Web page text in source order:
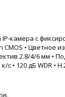
камера с
CMOS • Цветное
2.8/4/6 мм •
с • 120 дБ WDR •